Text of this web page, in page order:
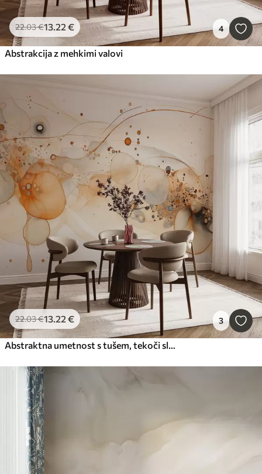
22.03€13.22 € 4
Abstrakcija z mehkimi valovi
22.03€13.22 € 3
Abstraktna umetnost s tušem, tekoči slog, bež barvna paleta